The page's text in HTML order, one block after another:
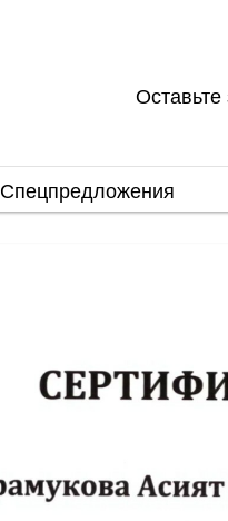
Спецпредложения